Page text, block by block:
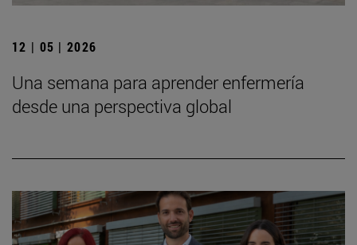
12 | 05 | 2026
Una semana para aprender enfermería
desde una perspectiva global